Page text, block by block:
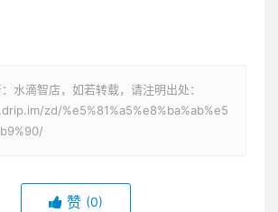
水滴智店，如若转载，请注明出处：
zd/%e5%81%a5%e8%ba%ab%e5
赞 (0)